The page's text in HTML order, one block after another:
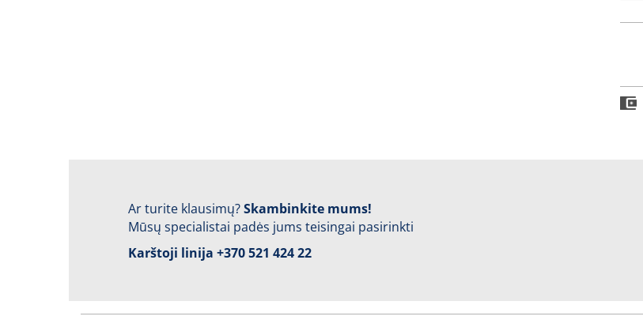
Ar turite klausimų?Skambinkite mums!
Mūsų specialistai padės jums teisingai pasirinkti
Karštoji linija +370 521 424 22